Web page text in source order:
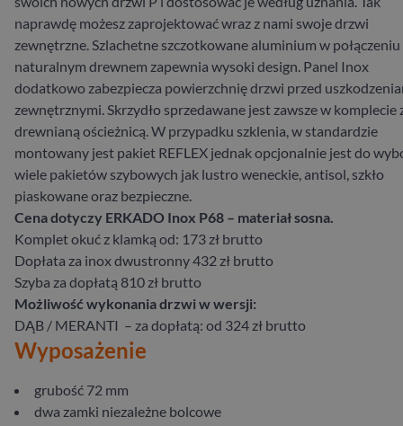
naprawdę możesz zaprojektować wraz z nami swoje drzwi
zewnętrzne. Szlachetne szczotkowane aluminium w połączeniu
naturalnym drewnem zapewnia wysoki design. Panel Inox
dodatkowo zabezpiecza powierzchnię drzwi przed
zewnętrznymi. Skrzydło sprzedawane jest zawsze w komplecie
drewnianą ościeżnicą. W przypadku szklenia, w standardzie
montowany jest pakiet REFLEX jednak opcjonalnie jest do
wiele pakietów szybowych jak lustro weneckie, antisol, szkło
piaskowane oraz bezpieczne.
Cena dotyczy ERKADO Inox P68 – materiał sosna.
Komplet okuć z klamką od: 173 zł brutto
Dopłata za inox dwustronny 432 zł brutto
Szyba za dopłatą 810 zł brutto
Możliwość wykonania drzwi w wersji:
DĄB / MERANTI – za dopłatą: od 324 zł brutto
Wyposażenie
grubość 72 mm
dwa zamki niezależne bolcowe